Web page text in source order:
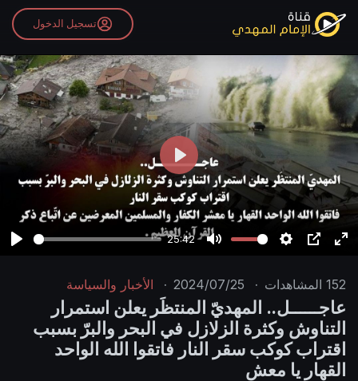
تسجيل الدخول
25:42
u
t
e
t
i
n
I
n
t
e
r
f
P
l
a
y
152 المشاهدات ·
2024/07/25
· الأخبار والسياسة
عاجــــــل.. المهديّ المنتظَر يعلن استمرار
التناوش وكثرة الزلازل في البحر والبرّ بسبب
اقتراب كوكب سقر النار فاتقوا الله الواحد
القهار يا معش